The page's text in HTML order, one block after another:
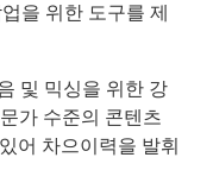
을 위한 도구를 제
및 믹싱을 위한 강
가 수준의 콘텐츠
어 차으이력을 발휘